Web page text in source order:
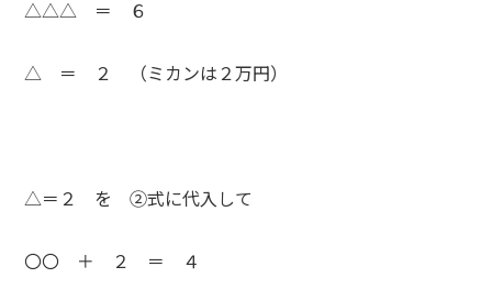
△△△ ＝ ６
△ ＝ ２ （ミカンは２万円）
△＝２ を ②式に代入して
〇〇 ＋ ２ ＝ ４